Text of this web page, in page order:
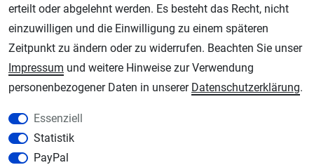
Schmincke Künstlerfarben das Gesamtsortiment
Plotter-City.com
Schneideplotter, Transferpressen, Siebdruck und Plotterfolien
Modellbau-City.com
Military + Tabletop Plastikmodelle und Modellbau Farben - Bringen Sie Farbe ins
Im-Shop-kaufen.de
Küchen Zubehör - Haus/Garten - Tierbedarf
erteilt oder abgelehnt werden. Es besteht das Recht, nicht
einzuwilligen und die Einwilligung zu einem späteren
Zeitpunkt zu ändern oder zu widerrufen. Beachten Sie unser
Impressum und weitere Hinweise zur Verwendung
personenbezogener Daten in unserer Daten­schutz­erklärung.
Essenziell
Statistik
PayPal